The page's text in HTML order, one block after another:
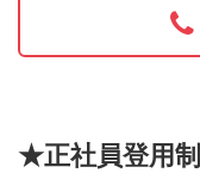
★正社員登用